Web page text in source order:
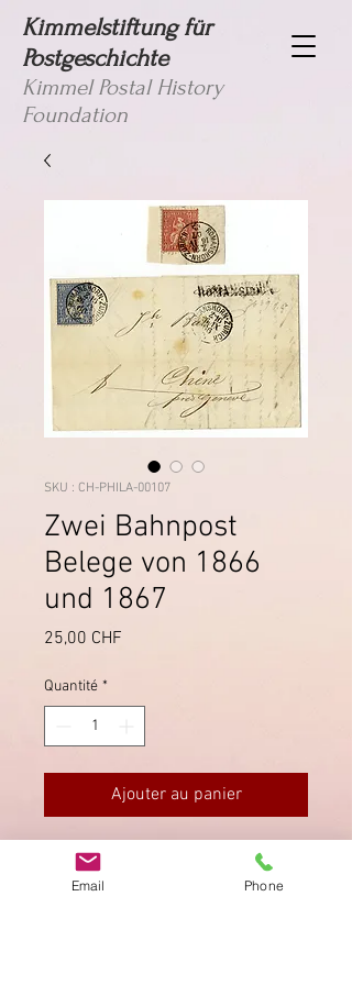
Kimmelstiftung für
Postgeschichte
Kimmel Postal History
Foundation
SKU : CH-PHILA-00107
Zwei Bahnpost
Belege von 1866
und 1867
25,00 CHF
Quantité *
Ajouter au panier
Beide Belege wurden mit der
Bahnpost auf der Strecke
Email Phone